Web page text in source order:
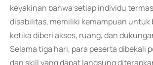
keyakinan bahwa setiap individu
disabilitas, memiliki kemampuan untuk
ketika diberi akses, ruang, dan
Selama tiga hari, para peserta dibekali
dan skill yang dapat langsung